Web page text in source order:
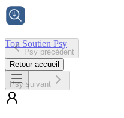
Ton Soutien Psy
Accueil
Psy précédent
Retour accueil
Psy suivant